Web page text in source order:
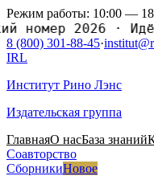
Режим работы: 10:00 —
2026·Идёт
8 (800) 301-88-45·
IRL
Институт Рино Лэнс
Издательская группа
ГлавнаяО насБаза знаний
Соавторство
СборникиНовое